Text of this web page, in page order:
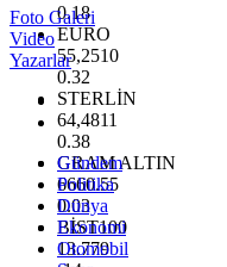
0.18
EURO
55,2510
0.32
STERLİN
64,4811
0.38
GRAM ALTIN
6660.55
0.03
BİST100
13.779
Foto Galeri
Video
Yazarlar
Gündem
Politika
Dünya
Ekonomi
Otomobil